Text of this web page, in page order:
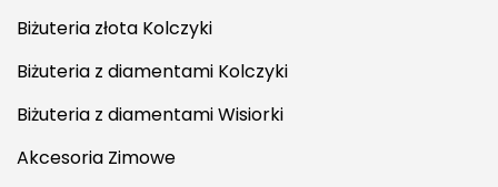
Biżuteria złota Kolczyki
Biżuteria z diamentami Kolczyki
Biżuteria z diamentami Wisiorki
Akcesoria Zimowe